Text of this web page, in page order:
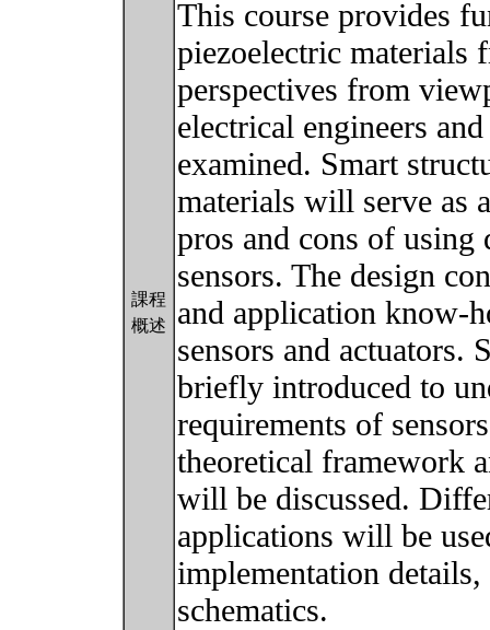
課程
概述
This course provides
piezoelectric materials
perspectives from
electrical engineers
examined. Smart
materials will serve as
pros and cons of using
sensors. The design
and application know-
sensors and
briefly introduced to
requirements of
theoretical framework
will be discussed.
applications will be
implementation
schematics.